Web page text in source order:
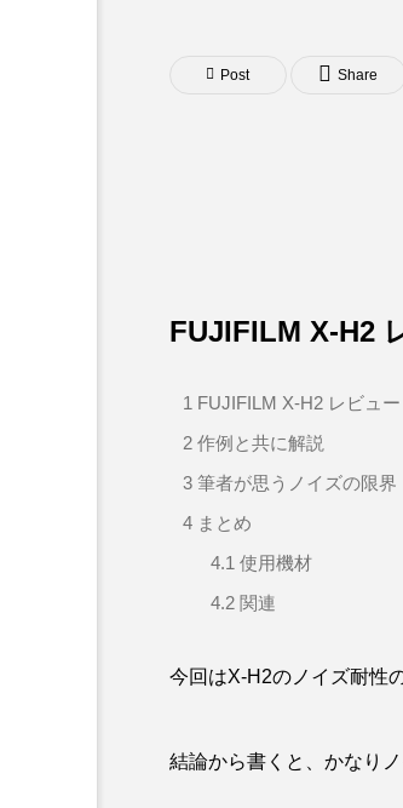
Post Share
FUJIFILM X-H2
1 FUJIFILM X-H2 レビュー
2 作例と共に解説
3 筆者が思うノイズの限界
4 まとめ
4.1 使用機材
4.2関連
今回はX-H2のノイズ耐性
結論から書くと、かなり